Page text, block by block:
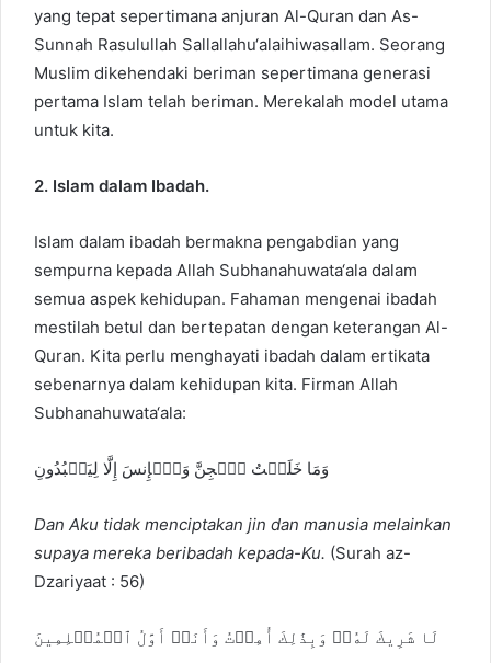
yang tepat sepertimana anjuran Al-Quran dan As-
Sunnah Rasulullah Sallallahu‘alaihiwasallam. Seorang
Muslim dikehendaki beriman sepertimana generasi
pertama Islam telah beriman. Merekalah model utama
untuk kita.
2. Islam dalam Ibadah.
Islam dalam ibadah bermakna pengabdian yang
sempurna kepada Allah Subhanahuwata‘ala dalam
semua aspek kehidupan. Fahaman mengenai ibadah
mestilah betul dan bertepatan dengan keterangan Al-
Quran. Kita perlu menghayati ibadah dalam ertikata
sebenarnya dalam kehidupan kita. Firman Allah
Subhanahuwata‘ala:
وَمَا خَلَقۡتُ ٱلۡجِنَّ وَٱلۡإِنسَ إِلَّا لِيَعۡبُدُونِ
Dan Aku tidak menciptakan jin dan manusia melainkan
supaya mereka beribadah kepada-Ku. (Surah az-
Dzariyaat : 56)
لَا شَرِيكَ لَهُۥۖ وَبِذَٰلِكَ أُمِرۡتُ وَأَنَا۠ أَوَّلُ ٱلۡمُسۡلِمِينَ